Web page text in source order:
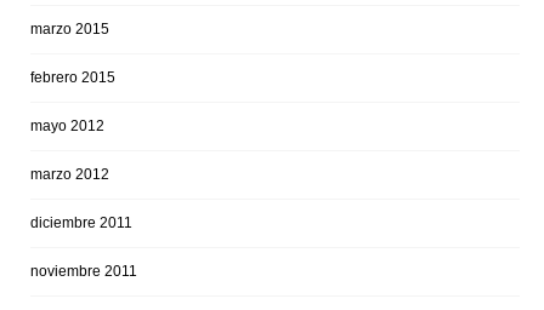
marzo 2015
febrero 2015
mayo 2012
marzo 2012
diciembre 2011
noviembre 2011